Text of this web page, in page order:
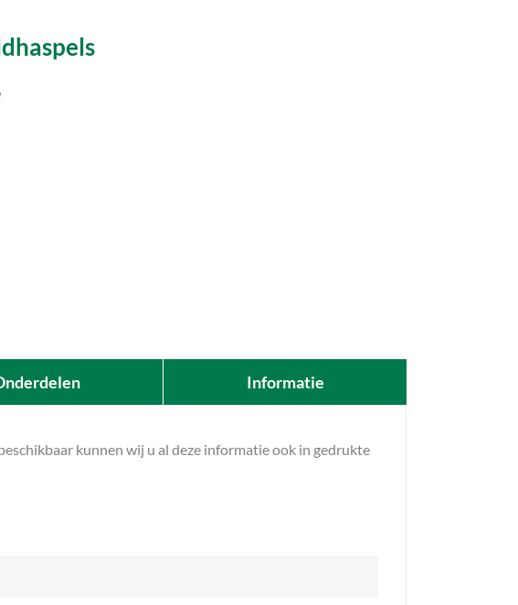
Informatie
kunnen wij u al deze informatie ook in gedrukte